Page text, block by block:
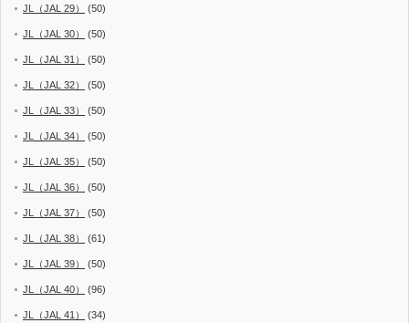
JL（JAL 29） (50)
JL（JAL 30） (50)
JL（JAL 31） (50)
JL（JAL 32） (50)
JL（JAL 33） (50)
JL（JAL 34） (50)
JL（JAL 35） (50)
JL（JAL 36） (50)
JL（JAL 37） (50)
JL（JAL 38） (61)
JL（JAL 39） (50)
JL（JAL 40） (96)
JL（JAL 41） (34)